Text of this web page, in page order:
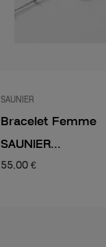
SAUNIER
Bracelet Femme
SAUNIER...
55,00 €